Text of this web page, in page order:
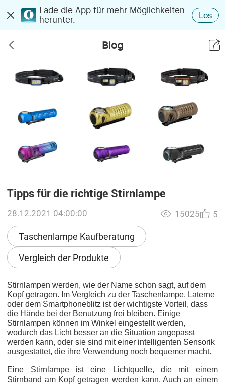
Lade die App für mehr Möglichkeiten
herunter.
Los
Blog
Tipps für die richtige Stirnlampe
28.12.2021 04:00:00
Taschenlampe Kaufberatung
Vergleich der Produkte
15025 5
Stirnlampen werden, wie der Name schon sagt, auf dem
Kopf getragen. Im Vergleich zu der Taschenlampe, Laterne
oder dem Smartphoneblitz ist der wichtigste Vorteil, dass
die Hände bei der Benutzung frei bleiben. Einige
Stirnlampen können im Winkel eingestellt werden,
wodurch das Licht besser an die Situation angepasst
werden kann, oder sie sind mit einer intelligenten Sensorik
ausgestattet, die ihre Verwendung noch bequemer macht.
Eine Stirnlampe ist eine Lichtquelle, die mit einem
Stirnband am Kopf getragen werden kann. Auch an einem